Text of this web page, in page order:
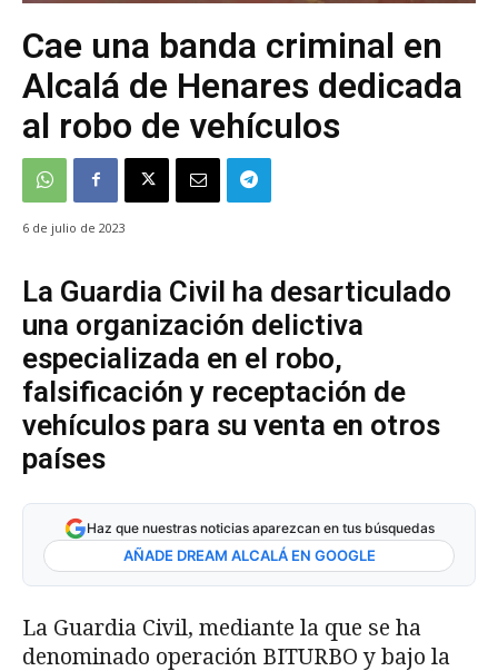
Cae una banda criminal en
Alcalá de Henares dedicada
al robo de vehículos
6 de julio de 2023
La Guardia Civil ha desarticulado
una organización delictiva
especializada en el robo,
falsificación y receptación de
vehículos para su venta en otros
países
Haz que nuestras noticias aparezcan en tus búsquedas
AÑADE DREAM ALCALÁ EN GOOGLE
La Guardia Civil, mediante la que se ha
denominado operación BITURBO y bajo la